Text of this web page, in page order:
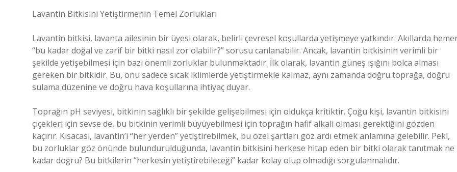
Lavantin Bitkisini Yetiştirmenin Temel Zorlukları
Lavantin bitkisi, lavanta ailesinin bir üyesi olarak, belirli çevresel koşullarda yetişmeye yatkındır. Akıllarda
“bu kadar doğal ve zarif bir bitki nasıl zor olabilir?” sorusu canlanabilir. Ancak, lavantin bitkisinin verimli bir
şekilde yetişebilmesi için bazı önemli zorluklar bulunmaktadır. İlk olarak, lavantin güneş ışığını bolca alması
gereken bir bitkidir. Bu, onu sadece sıcak iklimlerde yetiştirmekle kalmaz, aynı zamanda doğru toprağa, doğru
sulama düzenine ve doğru hava koşullarına ihtiyaç duyar.
Toprağın pH seviyesi, bitkinin sağlıklı bir şekilde gelişebilmesi için oldukça kritiktir. Çoğu kişi, lavantin bitkisini
çiçekleri için sevse de, bu bitkinin verimli büyüyebilmesi için toprağın hafif alkali olması gerektiğini gözden
kaçırır. Kısacası, lavantin’i “her yerden” yetiştirebilmek, bu özel şartları göz ardı etmek anlamına gelebilir. Peki,
bu zorluklar göz önünde bulundurulduğunda, lavantin bitkisini herkese hitap eden bir bitki olarak tanıtmak ne
kadar doğru? Bu bitkilerin “herkesin yetiştirebileceği” kadar kolay olup olmadığı sorgulanmalıdır.